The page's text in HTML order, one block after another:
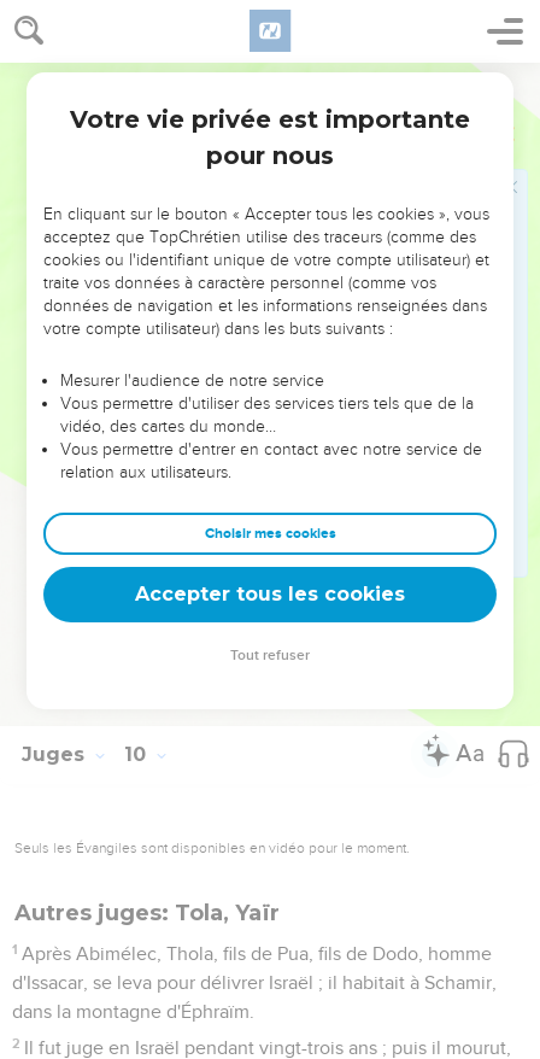
Juges 9
Mort d'Abimélek
Abimélec marcha contre Thébets. Il assiégea Thébets, et
Il y avait au milieu de la ville une forte tour, où se
réfugièrent tous les habitants de la ville, hommes et
femmes ; ils fermèrent sur eux, et montèrent sur le toit de la
tour.
Abimélec parvint jusqu'à la tour ; il l'attaqua, et s'approcha
de la porte pour y mettre le feu.
Alors une femme lança sur la tête d'Abimélec un morceau
Aussitôt il appela le jeune homme qui portait ses armes, et
lui dit : Tire ton épée, et donne-moi la mort, de peur qu'on ne
dise de moi : C'est une femme qui l'a tué. Le jeune homme
le perça, et il mourut.
Quand les hommes d'Israël virent qu'Abimélec était mort,
ils s'en allèrent chacun chez soi.
Ainsi Dieu fit retomber sur Abimélec le mal qu'il avait fait à
son père, en tuant ses soixante-dix frères,
et Dieu fit retomber sur la tête des gens de Sichem tout le
Juges 10
Seuls les Évangiles sont disponibles en vidéo pour le moment.
Autres juges: Tola, Yaïr
1 Après Abimélec, Thola, fils de Pua, fils de Dodo, homme
d'Issacar, se leva pour délivrer Israël ; il habitait à Schamir,
dans la montagne d'Éphraïm.
2 Il fut juge en Israël pendant vingt-trois ans ; puis il mourut,
Votre vie privée est importante
pour nous
En cliquant sur le bouton « Accepter tous les cookies », vous
acceptez que TopChrétien utilise des traceurs (comme des
cookies ou l'identifiant unique de votre compte utilisateur) et
traite vos données à caractère personnel (comme vos
données de navigation et les informations renseignées dans
votre compte utilisateur) dans les buts suivants :
Mesurer l'audience de notre service
Vous permettre d'utiliser des services tiers tels que de la
vidéo, des cartes du monde…
Vous permettre d'entrer en contact avec notre service de
relation aux utilisateurs.
Choisir mes cookies
Accepter tous les cookies
Tout refuser